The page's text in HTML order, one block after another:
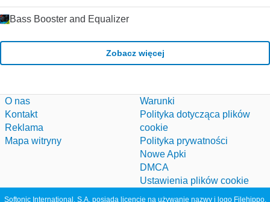
Bass Booster and Equalizer
Zobacz więcej
O nas
Kontakt
Reklama
Mapa witryny
Warunki
Polityka dotycząca plików
cookie
Polityka prywatności
Nowe Apki
DMCA
Ustawienia plików cookie
Softonic International, S.A. posiada licencję na używanie nazwy i logo Filehippo.